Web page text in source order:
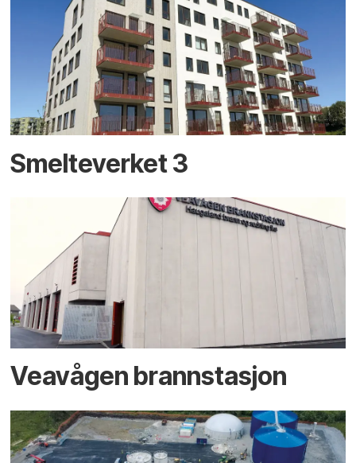
Smelteverket 3
Veavågen brannstasjon